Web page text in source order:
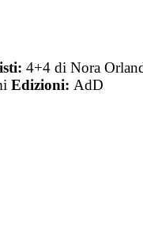
4+4 di Nora
Edizioni: AdD